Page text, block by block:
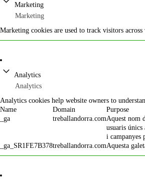
Marketing
Marketing
Marketing cookies are used to track visitors
Analytics
Analytics
Analytics cookies help website owners to
Name
Domain Purpose
_ga
treballandorra.comAquest nom
usuaris
i campanyes
_ga_SR1FE7B378treballandorra.comAquesta